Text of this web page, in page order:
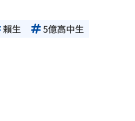
賴生 5億高中生